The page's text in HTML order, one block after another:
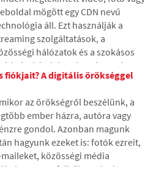
és hogyan próbálják a
fokozatosan korlátozni ezt
mögött egy CDN nevű
áll. Ezt használják a
szolgáltatások, a
hálózatok és a szokásos
webhelyek is, bár sok ember soha
hallott róla. A cikkben
hogyan működik, miért
az internetes tartalmat
helyeken világszerte, és
nehéz ma elképzelni az
nélküle.
A digitális örökséggel
az örökségről beszélünk, a
ember házra, autóra vagy
gondol. Azonban magunk
hagyunk ezeket is: fotók ezreit,
közösségi média
vagy a felhőben tárolt